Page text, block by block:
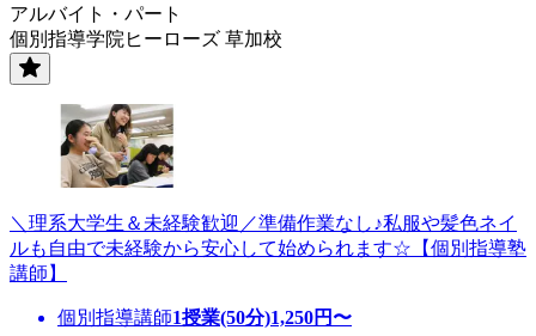
アルバイト・パート
個別指導学院ヒーローズ 草加校
＼理系大学生＆未経験歓迎／準備作業なし♪私服や髪色ネイ
ルも自由で未経験から安心して始められます☆【個別指導塾
講師】
個別指導講師1授業(50分)1,250円〜